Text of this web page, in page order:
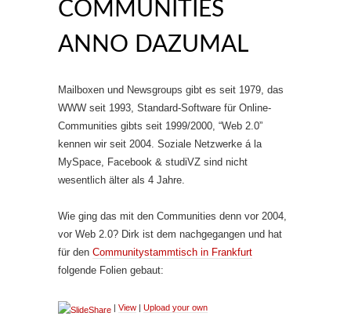
COMMUNITIES
ANNO DAZUMAL
Mailboxen und Newsgroups gibt es seit 1979, das
WWW seit 1993, Standard-Software für Online-
Communities gibts seit 1999/2000, “Web 2.0”
kennen wir seit 2004. Soziale Netzwerke á la
MySpace, Facebook & studiVZ sind nicht
wesentlich älter als 4 Jahre.
Wie ging das mit den Communities denn vor 2004,
vor Web 2.0? Dirk ist dem nachgegangen und hat
für den Communitystammtisch in Frankfurt
folgende Folien gebaut:
| View | Upload your own